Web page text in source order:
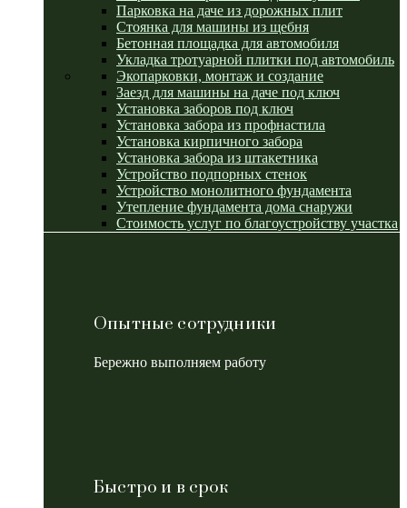
Парковка на даче из дорожных плит
Стоянка для машины из щебня
Бетонная площадка для автомобиля
Укладка тротуарной плитки под автомобиль
Экопарковки, монтаж и создание
Заезд для машины на даче под ключ
Установка заборов под ключ
Установка забора из профнастила
Установка кирпичного забора
Установка забора из штакетника
Устройство подпорных стенок
Устройство монолитного фундамента
Утепление фундамента дома снаружи
Стоимость услуг по благоустройству участка
Опытные сотрудники
Бережно выполняем работу
Быстро и в срок